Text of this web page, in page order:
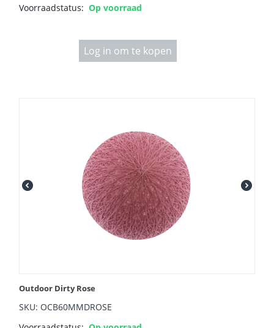
Voorraadstatus: Op voorraad
Log in om te kopen
Outdoor Dirty Rose
SKU: OCB60MMDROSE